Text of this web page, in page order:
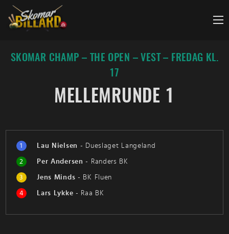
Fortsæt
indhold
SKOMAR CHAMP – THE OPEN – VEST – FREDAG KL.
17
MELLEMRUNDE 1
1 Lau Nielsen - Dueslaget Langeland
2
Per Andersen - Randers BK
3
Jens Minds - BK Fluen
4
Lars Lykke - Raa BK